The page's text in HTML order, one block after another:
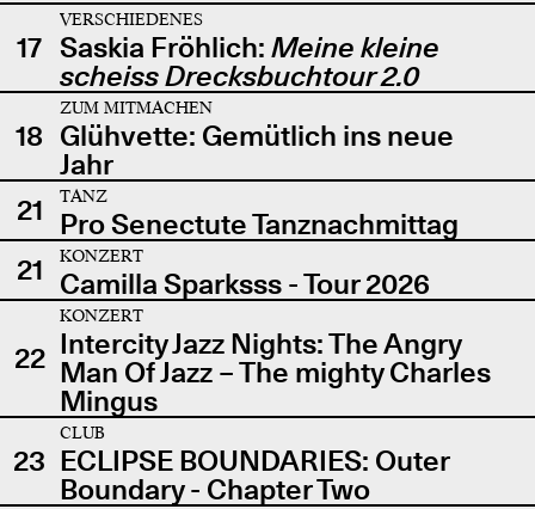
17
VERSCHIEDENES
Saskia Fröhlich: Meine kleine
scheiss Drecksbuchtour 2.0
18
ZUM MITMACHEN
Glühvette: Gemütlich ins neue
Jahr
21
TANZ
Pro Senectute Tanznachmittag
21
KONZERT
Camilla Sparksss - Tour 2026
22
KONZERT
Intercity Jazz Nights: The Angry
Man Of Jazz – The mighty Charles
Mingus
23
CLUB
ECLIPSE BOUNDARIES: Outer
Boundary - Chapter Two